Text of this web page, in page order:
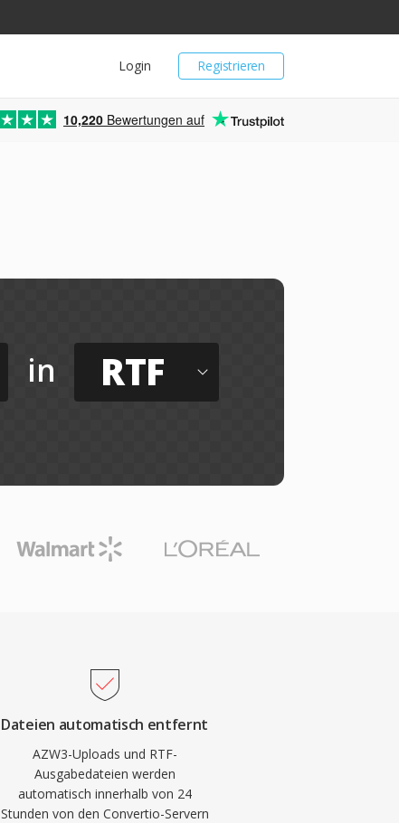
Registrieren
Login
10,220 Bewertungen auf
in RTF
Dateien automatisch entfernt
AZW3-Uploads und RTF-
Ausgabedateien werden
automatisch innerhalb von 24
Stunden von den Convertio-Servern